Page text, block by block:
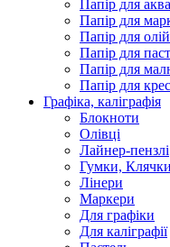
Папір для
Папір для
Папір для
Папір для
Папір для
Папір для
Графіка, каліграфія
Блокноти
Олівці
Лайнер-пензлі
Гумки, Клячки
Лінери
Маркери
Для графіки
Для каліграфії